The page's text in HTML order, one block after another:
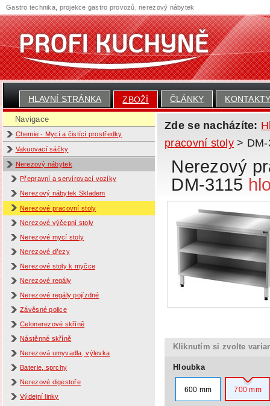
HLAVNÍ STRÁNKA ZBOŽÍ ČLÁNKY
Navigace
Chemie - Mycí a čistící prostředky
Vakuovací sáčky
Nerezový nábytek
Přepravní a servírovací vozíky
Nerezový nábytek Skladem
Nerezové pracovní stoly
Nerezové výčepní stoly
Nerezové mycí stoly
Nerezové dřezy
Nerezové stoly k myčce
Nerezové regály
Nerezové regály pojízdné
Závěsné police
Celonerezové skříně
Nástěnné skříně
Nerezová umyvadla, výlevka
Baterie, sprchy
Nerezové digestoře
Výdejní linky
Zde se nacházíte:
pracovní stoly> DM-
Nerezový
DM-3115
Kliknutím si zvolte
Hloubka
600 mm 700 mm
Gastro technika, projekce gastro provozů, nerezový nábytek